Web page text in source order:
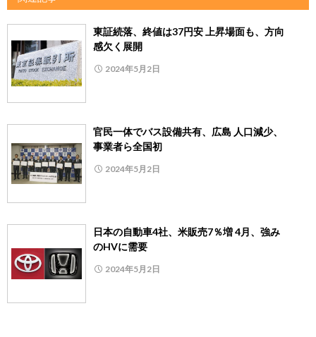
東証続落、終値は37円安 上昇場面も、方向
感欠く展開
2024年5月2日
官民一体でバス設備共有、広島 人口減少、
事業者ら全国初
2024年5月2日
日本の自動車4社、米販売7％増 4月、強み
のHVに需要
2024年5月2日